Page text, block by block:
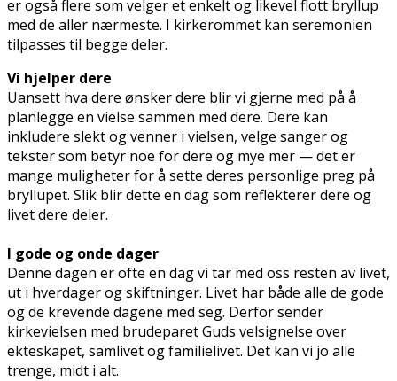
er også flere som velger et enkelt og likevel flott bryllup
med de aller nærmeste. I kirkerommet kan seremonien
tilpasses til begge deler.
Vi hjelper dere
Uansett hva dere ønsker dere blir vi gjerne med på å
planlegge en vielse sammen med dere. Dere kan
inkludere slekt og venner i vielsen, velge sanger og
tekster som betyr noe for dere og mye mer — det er
mange muligheter for å sette deres personlige preg på
bryllupet. Slik blir dette en dag som reflekterer dere og
livet dere deler.
I gode og onde dager
Denne dagen er ofte en dag vi tar med oss resten av livet,
ut i hverdager og skiftninger. Livet har både alle de gode
og de krevende dagene med seg. Derfor sender
kirkevielsen med brudeparet Guds velsignelse over
ekteskapet, samlivet og familielivet. Det kan vi jo alle
trenge, midt i alt.